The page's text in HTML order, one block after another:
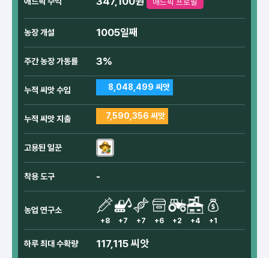
농장 개설 1005일째
주간 농장 가동률 3%
누적 씨앗 수입 8,048,499 씨앗
누적 씨앗 지출 7,590,356 씨앗
고용된 일꾼
착용 도구 -
농업 연구소
+8 +7 +7 +6 +2 +4 +1
하루 최대 수확량 117,115 씨앗